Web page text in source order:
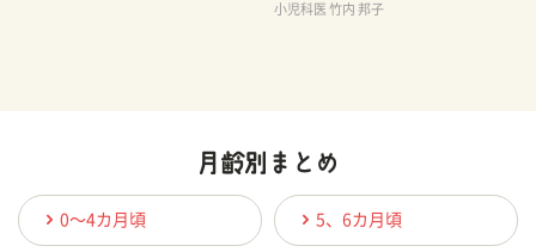
小児科医 竹内 邦子
0〜4カ月頃 5、6カ月頃